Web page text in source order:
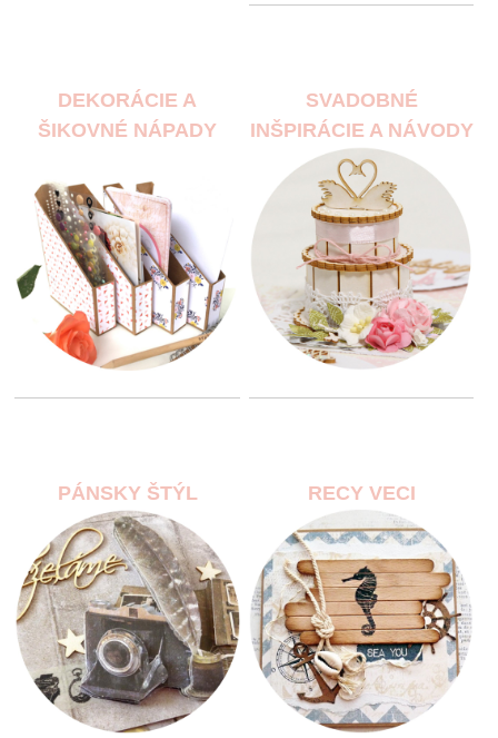
DEKORÁCIE A
ŠIKOVNÉ NÁPADY
SVADOBNÉ
INŠPIRÁCIE A NÁVODY
PÁNSKY ŠTÝL RECY VECI